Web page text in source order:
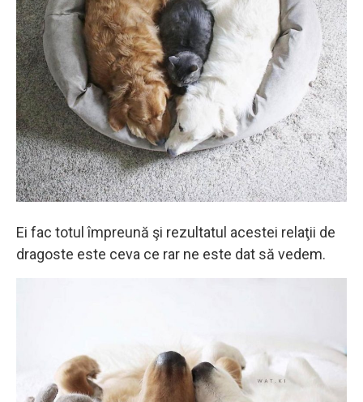
Ei fac totul împreună şi rezultatul acestei relaţii de
dragoste este ceva ce rar ne este dat să vedem.